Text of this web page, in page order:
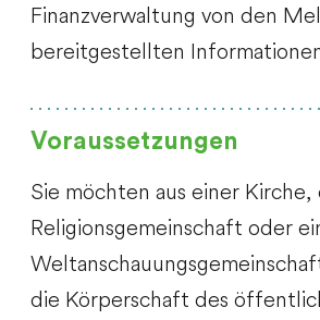
Finanzverwaltung von den
bereitgestellten
Voraussetzungen
Sie möchten aus einer Kirche,
Religionsgemeinschaft oder
die Körperschaft des